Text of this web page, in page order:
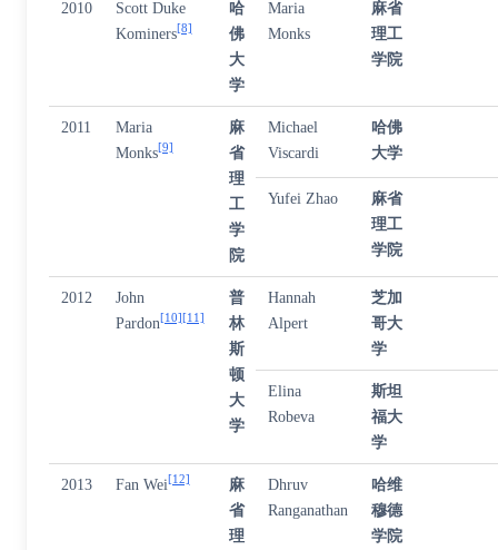
2010
Scott Duke
Kominers[8]
哈
佛
大
学
Maria
Monks
麻省
理工
学院
2011
Maria
Monks[9]
麻
省
理
工
学
院
Michael
Viscardi
哈佛
大学
Yufei Zhao
麻省
理工
学院
2012
John
Pardon[10] [11]
普
林
斯
顿
大
学
Hannah
Alpert
芝加
哥大
学
Elina
Robeva
斯坦
福大
学
2013 Fan Wei[12]
麻
省
理
Dhruv
Ranganathan
哈维
穆德
学院